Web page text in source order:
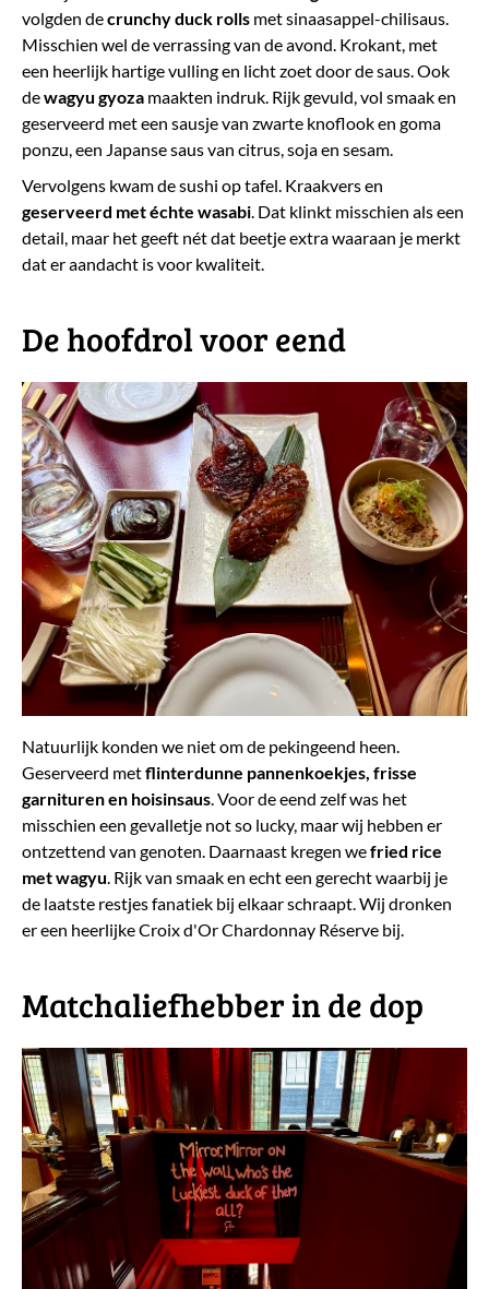
volgden decrunchyduck rolls met sinaasappel-chilisaus.
Misschien wel de verrassing van de avond. Krokant, met
een heerlijk hartige vulling en licht zoet door de saus. Ook
dewagyu gyoza maakten indruk. Rijk gevuld, vol smaak en
geserveerd met een sausje van zwarte knoflook en goma
ponzu, een Japanse saus van citrus, soja en sesam.
Vervolgens kwam de sushi op tafel. Kraakvers en
geserveerd met échte wasabi. Dat klinkt misschien als een
detail, maar het geeft nét dat beetje extra waaraan je merkt
dat er aandacht is voor kwaliteit.
​De hoofdrol voor eend
Natuurlijk konden we niet om de pekingeend heen.
Geserveerd metflinterdunne pannenkoekjes, frisse
garnituren en hoisinsaus. Voor de eend zelf was het
misschien een gevalletje not so lucky, maar wij hebben er
ontzettend van genoten. Daarnaast kregen wefried rice
met wagyu. Rijk van smaak en echt een gerecht waarbij je
de laatste restjes fanatiek bij elkaar schraapt. Wij dronken
er een heerlijke Croix d'Or Chardonnay Réserve bij.
Matchaliefhebber in de dop